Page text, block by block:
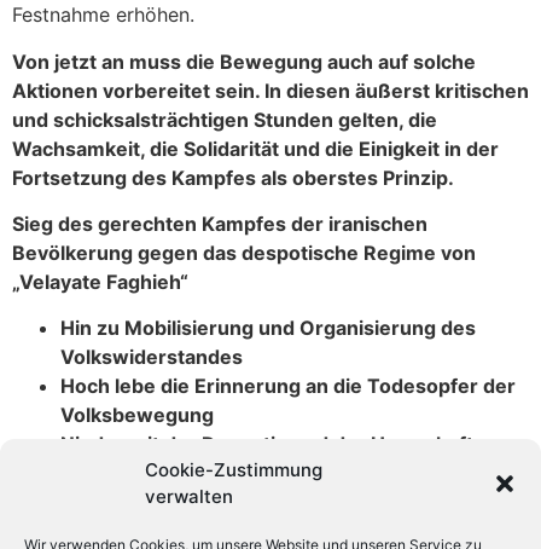
Cookie-Zustimmung
verwalten
Wir verwenden Cookies, um unsere Website und unseren Service zu
Festnahme erhöhen.
Von jetzt an muss die Bewegung auch auf solche
Aktionen vorbereitet sein. In diesen äußerst kritischen
und schicksalsträchtigen Stunden gelten, die
Wachsamkeit, die Solidarität und die Einigkeit in der
Fortsetzung des Kampfes als oberstes Prinzip.
Sieg des gerechten Kampfes der iranischen
Bevölkerung gegen das despotische Regime von
„Velayate Faghieh“
Hin zu Mobilisierung und Organisierung des
Volkswiderstandes
Hoch lebe die Erinnerung an die Todesopfer der
Volksbewegung
Nieder mit der Despotie und der Herrschaft von
Lügen und Betrug!
Zentralkomitee der Tudeh Partei Iran, 21. Juni 2009